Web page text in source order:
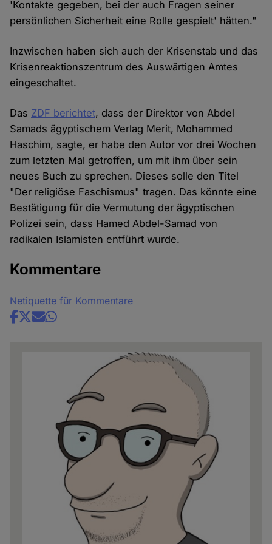
'Kontakte gegeben, bei der auch Fragen seiner
persönlichen Sicherheit eine Rolle gespielt' hätten."
Inzwischen haben sich auch der Krisenstab und das
Krisenreaktionszentrum des Auswärtigen Amtes
eingeschaltet.
Das ZDF berichtet, dass der Direktor von Abdel
Samads ägyptischem Verlag Merit, Mohammed
Haschim, sagte, er habe den Autor vor drei Wochen
zum letzten Mal getroffen, um mit ihm über sein
neues Buch zu sprechen. Dieses solle den Titel
"Der religiöse Faschismus" tragen. Das könnte eine
Bestätigung für die Vermutung der ägyptischen
Polizei sein, dass Hamed Abdel-Samad von
radikalen Islamisten entführt wurde.
Kommentare
Netiquette für Kommentare
Share